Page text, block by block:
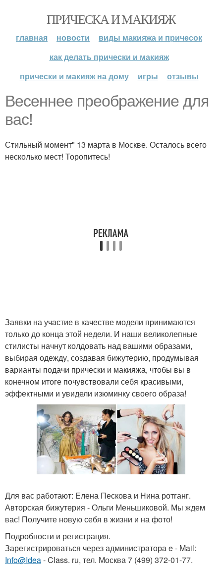
ПРИЧЕСКА И МАКИЯЖ
главная новости
виды макияжа и причесок
как делать прически и макияж
прически и макияж на дому
игры отзывы
Весеннее преображение для
вас!
Стильный момент" 13 марта в Москве. Осталось всего
несколько мест! Торопитесь!
Заявки на участие в качестве модели принимаются
только до конца этой недели. И наши великолепные
стилисты начнут колдовать над вашими образами,
выбирая одежду, создавая бижутерию, продумывая
варианты подачи прически и макияжа, чтобы вы в
конечном итоге почувствовали себя красивыми,
эффектными и увидели изюминку своего образа!
Для вас работают: Елена Пескова и Нина ротганг.
Авторская бижутерия - Ольги Меньшиковой. Мы ждем
вас! Получите новую себя в жизни и на фото!
Подробности и регистрация.
Зарегистрироваться через администратора e - Mail:
Info@Idea- Class. ru, тел. Москва 7 (499) 372-01-77.